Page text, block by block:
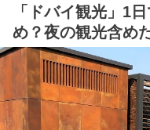
「ドバイ観光」1
め？夜の観光含め